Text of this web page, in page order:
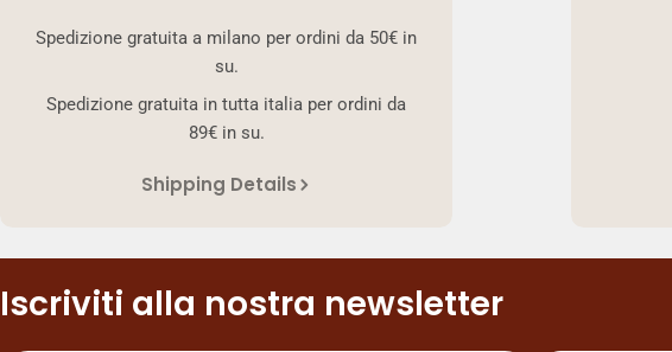
Spedizione gratuita a milano per ordini da 50€ in
su.
Spedizione gratuita in tutta italia per ordini da
89€ in su.
Shipping Details
Iscriviti alla nostra newsletter